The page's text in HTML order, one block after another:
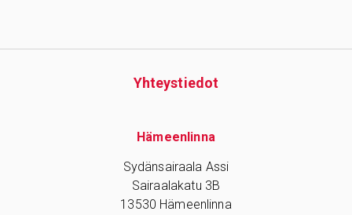
Yhteys­tiedot
Hämeenlinna
Sydänsairaala Assi
Sairaalakatu 3B
13530 Hämeenlinna